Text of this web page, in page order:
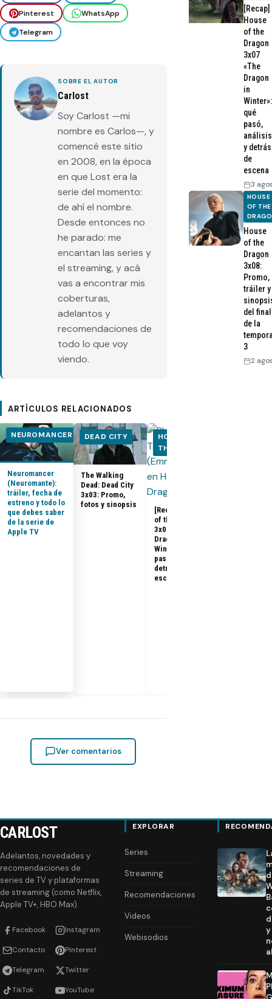
Pinterest
WhatsApp
Telegram
SOBRE EL AUTOR
Carlost
Soy Carlost —mi
nombre es Carlos—, y
comencé este sitio
en 2008, en la época
en que Lost era la
serie del momento:
de ahí el nombre.
Desde entonces no
he parado: me
encantan las series y
el streaming, y acá
vas a encontrar mis
coberturas,
adelantos y
recomendaciones de
todo lo que voy
viendo.
ARTÍCULOS RELACIONADOS
NEUROMANCER
Neuromancer
(Neuromante):
tráiler, fecha de
estreno y todo lo
que debes saber
de la serie de
Apple TV
DEAD CITY
The Walking
Dead: Dead City
3x03: Promo,
fotos y sinopsis
HOUSE OF
THE DRAGON
[Recap] House
of the Dragon
3x07 «The
Dragon in
Winter»: qué
pasó, análisis y
detrás de
escena
Ver comentarios
[Recap]
House
of the
Dragon
3x07
«The
Dragon
in
Winter»:
qué
pasó,
análisis
y detrás
de
escena
3
HOUSE
OF THE
House
of the
Dragon
3x08:
Promo,
tráiler y
del final
de la
3
2
CARLOST
Adelantos, novedades y
recomendaciones de
series de TV y plataformas
de streaming (como Netflix,
Apple TV+, HBO Max).
Facebook Instagram
Contacto Pinterest
Telegram Twitter
TikTok YouTube
EXPLORAR
Series
Streaming
Recomendaciones
Videos
Webisodios
y